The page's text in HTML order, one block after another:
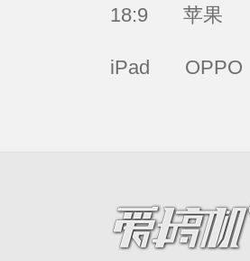
18:9 苹果
iPad OPPO